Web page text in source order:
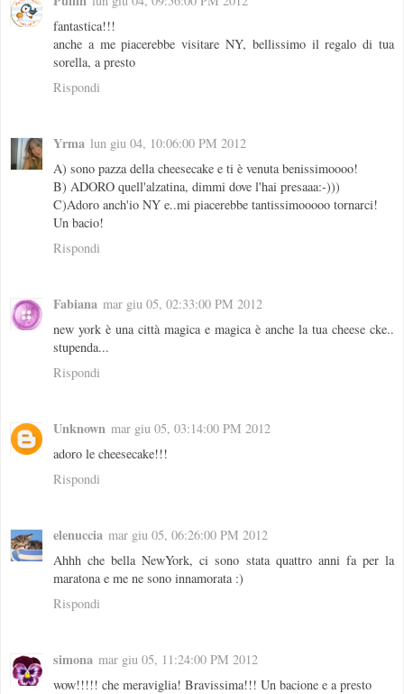
fantastica!!!
anche a me piacerebbe visitare NY, bellissimo il regalo di tua
sorella, a presto
Rispondi
Yrma lun giu 04, 10:06:00 PM 2012
A) sono pazza della cheesecake e ti è venuta benissimoooo!
B) ADORO quell'alzatina, dimmi dove l'hai presaaa:-)))
C)Adoro anch'io NY e..mi piacerebbe tantissimooooo tornarci!
Un bacio!
Rispondi
Fabiana mar giu 05, 02:33:00 PM 2012
new york è una città magica e magica è anche la tua cheese cke..
stupenda...
Rispondi
Unknown mar giu 05, 03:14:00 PM 2012
adoro le cheesecake!!!
Rispondi
elenuccia mar giu 05, 06:26:00 PM 2012
Ahhh che bella NewYork, ci sono stata quattro anni fa per la
maratona e me ne sono innamorata :)
Rispondi
simona mar giu 05, 11:24:00 PM 2012
wow!!!!! che meraviglia! Bravissima!!! Un bacione e a presto